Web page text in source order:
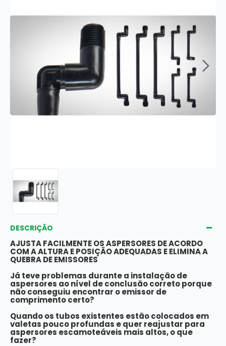
DESCRIÇÃO
AJUSTA FACILMENTE OS ASPERSORES DE ACORDO
COM A ALTURA E POSIÇÃO ADEQUADAS E ELIMINA A
QUEBRA DE EMISSORES
Já teve problemas durante a instalação de
aspersores ao nível de conclusão correto porque
não conseguiu encontrar o emissor de
comprimento certo?
Quando os tubos existentes estão colocados em
valetas pouco profundas e quer reajustar para
aspersores escamoteáveis mais altos, o que
fazer?